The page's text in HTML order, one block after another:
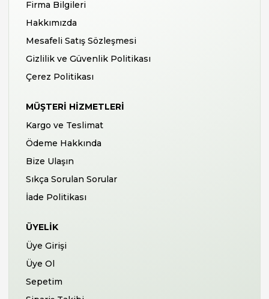
Firma Bilgileri
Hakkımızda
Mesafeli Satış Sözleşmesi
Gizlilik ve Güvenlik Politikası
Çerez Politikası
MÜŞTERI HIZMETLERI
Kargo ve Teslimat
Ödeme Hakkında
Bize Ulaşın
Sıkça Sorulan Sorular
İade Politikası
ÜYELIK
Üye Girişi
Üye Ol
Sepetim